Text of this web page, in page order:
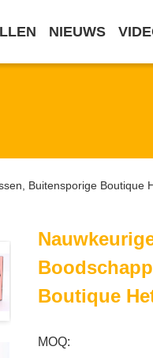
NIEUWS
Buitensporige Boutique
Boutique
MOQ: